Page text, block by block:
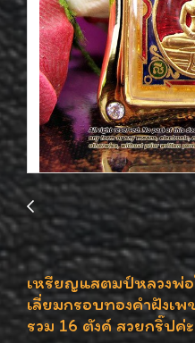
เหรียญแสตมป์หลวงพ่อ
เลี่ยมกรอบทองคำฝังเ
รวม 16 ตังค์ สวยกริ๊ปค่ะ